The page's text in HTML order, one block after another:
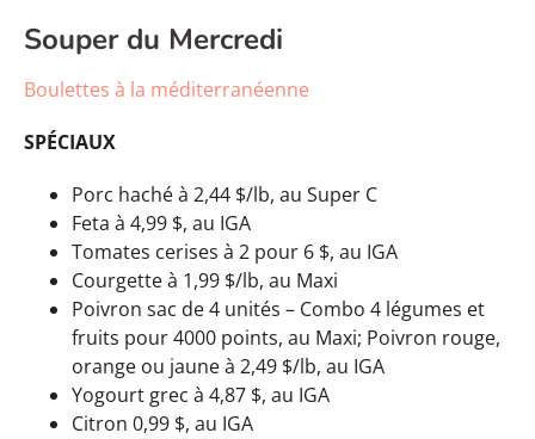
Souper du Mercredi
Boulettes à la méditerranéenne
SPÉCIAUX
Porc haché à 2,44 $/lb, au Super C
Feta à 4,99 $, au IGA
Tomates cerises à 2 pour 6 $, au IGA
Courgette à 1,99 $/lb, au Maxi
Poivron sac de 4 unités – Combo 4 légumes et
fruits pour 4000 points, au Maxi; Poivron rouge,
orange ou jaune à 2,49 $/lb, au IGA
Yogourt grec à 4,87 $, au IGA
Citron 0,99 $, au IGA